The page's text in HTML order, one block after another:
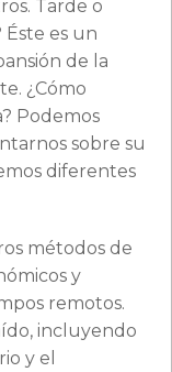
Tarde o
es un
de la
¿Cómo
Podemos
sobre su
diferentes
métodos de
y
remotos.
incluyendo
y el